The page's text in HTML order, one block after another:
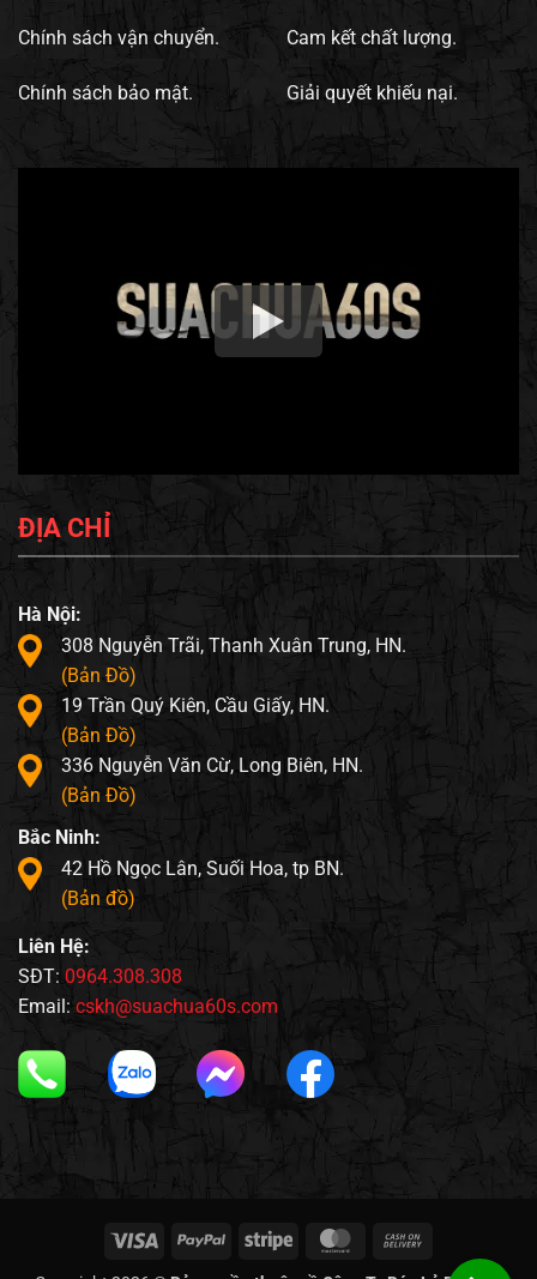
Chính sách vận chuyển.
Chính sách bảo mật.
Cam kết chất lượng.
Giải quyết khiếu nại.
ĐỊA CHỈ
Hà Nội:
308 Nguyễn Trãi, Thanh Xuân Trung, HN.
(Bản Đồ)
19 Trần Quý Kiên, Cầu Giấy, HN.
(Bản Đồ)
336 Nguyễn Văn Cừ, Long Biên, HN.
(Bản Đồ)
Bắc Ninh:
42 Hồ Ngọc Lân, Suối Hoa, tp BN.
(Bản đồ)
Liên Hệ:
SĐT: 0964.308.308
Email: cskh@suachua60s.com
Visa PayPal Stripe MasterCard